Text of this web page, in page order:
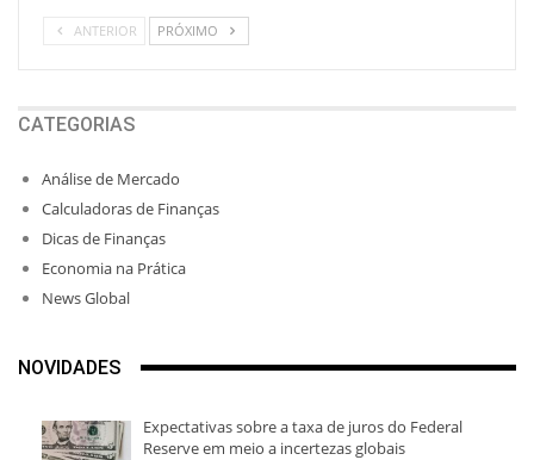
ANTERIOR PRÓXIMO
CATEGORIAS
Análise de Mercado
Calculadoras de Finanças
Dicas de Finanças
Economia na Prática
News Global
NOVIDADES
Expectativas sobre a taxa de juros do Federal
Reserve em meio a incertezas globais